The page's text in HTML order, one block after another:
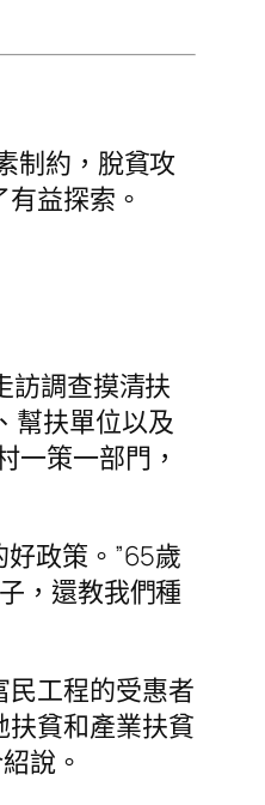
制約，脫貧攻
益探索。
訪調查摸清扶
幫扶單位以及
一策一部門，
政策。”65歲
，還教我們種
工程的受惠者
扶貧和產業扶貧
說。